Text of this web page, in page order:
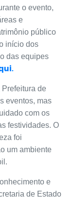
o evento,
e
público
início dos
das equipes
de
eventos, mas
com os
festividades. O
foi
um ambiente
e
de Estado